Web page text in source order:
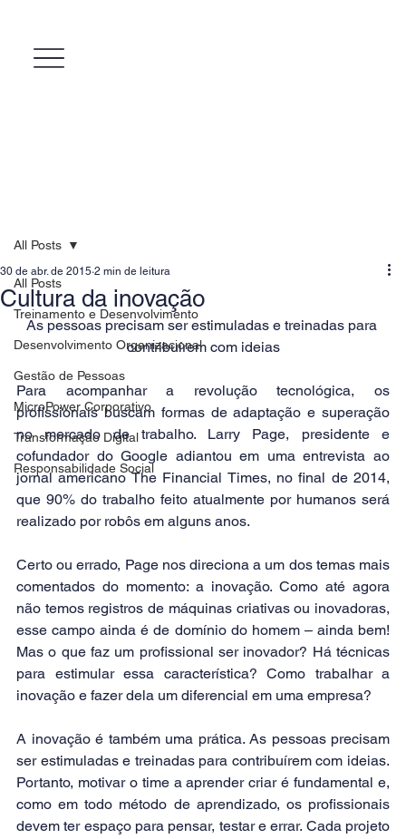
All Posts
Treinamento e Desenvolvimento
Desenvolvimento Organizacional
Gestão de Pessoas
MicroPower Corporativo
Transformação Digital
Responsabilidade Social
All Posts
Cultura da inovação
30 de abr. de 2015 2 min de leitura
As pessoas precisam ser estimuladas e treinadas para
contribuírem com ideias
Para acompanhar a revolução tecnológica, os
profissionais buscam formas de adaptação e superação
no mercado de trabalho. Larry Page, presidente e
cofundador do Google adiantou em uma entrevista ao
jornal americano The Financial Times, no final de 2014,
que 90% do trabalho feito atualmente por humanos será
realizado por robôs em alguns anos.
Certo ou errado, Page nos direciona a um dos temas mais
comentados do momento: a inovação. Como até agora
não temos registros de máquinas criativas ou inovadoras,
esse campo ainda é de domínio do homem – ainda bem!
Mas o que faz um profissional ser inovador? Há técnicas
para estimular essa característica? Como trabalhar a
inovação e fazer dela um diferencial em uma empresa?
A inovação é também uma prática. As pessoas precisam
ser estimuladas e treinadas para contribuírem com ideias.
Portanto, motivar o time a aprender criar é fundamental e,
como em todo método de aprendizado, os profissionais
devem ter espaço para pensar, testar e errar. Cada projeto